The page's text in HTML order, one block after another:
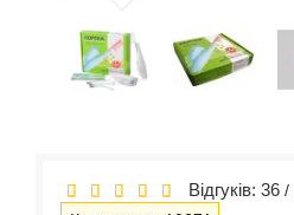
Відгуків: 36 /